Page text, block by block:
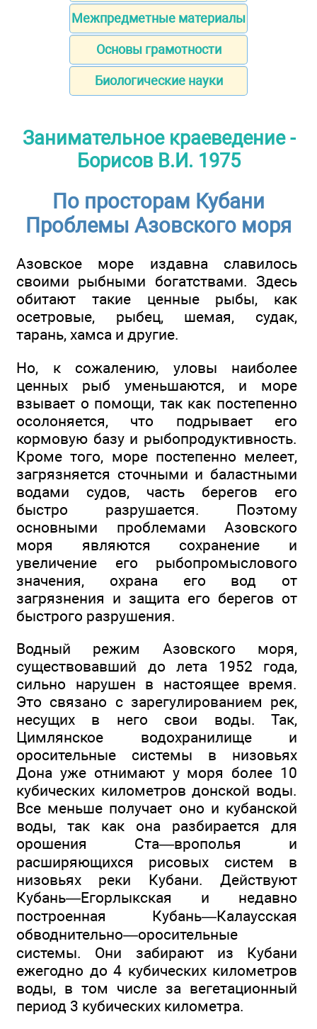
Межпредметные материалы
Основы грамотности
Биологические науки
Занимательное краеведение -
Борисов В.И. 1975
По просторам Кубани
Проблемы Азовского моря
Азовское море издавна славилось
своими рыбными богатствами. Здесь
обитают такие ценные рыбы, как
осетровые, рыбец, шемая, судак,
тарань, хамса и другие.
Но, к сожалению, уловы наиболее
ценных рыб уменьшаются, и море
взывает о помощи, так как постепенно
осолоняется, что подрывает его
кормовую базу и рыбопродуктивность.
Кроме того, море постепенно мелеет,
загрязняется сточными и баластными
водами судов, часть берегов его
быстро разрушается. Поэтому
основными проблемами Азовского
моря являются сохранение и
увеличение его рыбопромыслового
значения, охрана его вод от
загрязнения и защита его берегов от
быстрого разрушения.
Водный режим Азовского моря,
существовавший до лета 1952 года,
сильно нарушен в настоящее время.
Это связано с зарегулированием рек,
несущих в него свои воды. Так,
Цимлянское водохранилище и
оросительные системы в низовьях
Дона уже отнимают у моря более 10
кубических километров донской воды.
Все меньше получает оно и кубанской
воды, так как она разбирается для
орошения Ста—врополья и
расширяющихся рисовых систем в
низовьях реки Кубани. Действуют
Кубань—Егорлыкская и недавно
построенная Кубань—Калаусская
обводнительно—оросительные
системы. Они забирают из Кубани
ежегодно до 4 кубических километров
воды, в том числе за вегетационный
период 3 кубических километра.